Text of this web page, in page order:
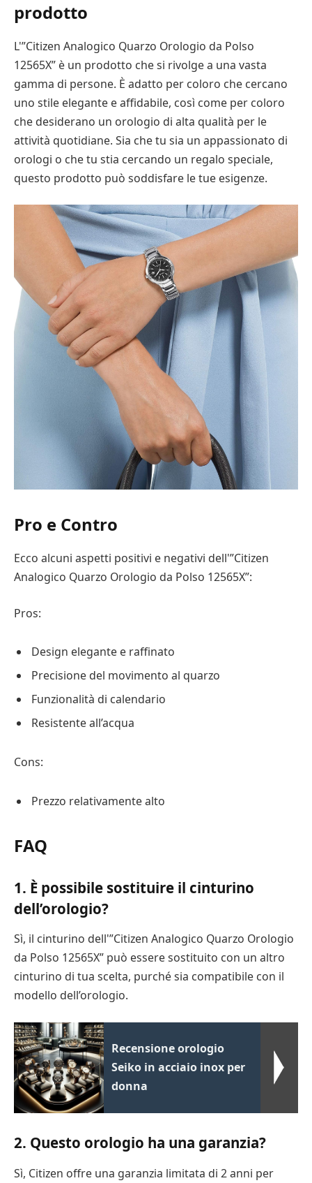
prodotto
L'”Citizen Analogico Quarzo Orologio da Polso
12565X” è un prodotto che si rivolge a una vasta
gamma di persone. È adatto per coloro che cercano
uno stile elegante e affidabile, così come per coloro
che desiderano un orologio di alta qualità per le
attività quotidiane. Sia che tu sia un appassionato di
orologi o che tu stia cercando un regalo speciale,
questo prodotto può soddisfare le tue esigenze.
Pro e Contro
Ecco alcuni aspetti positivi e negativi dell'”Citizen
Analogico Quarzo Orologio da Polso 12565X”:
Pros:
Design elegante e raffinato
Precisione del movimento al quarzo
Funzionalità di calendario
Resistente all’acqua
Cons:
Prezzo relativamente alto
FAQ
1. È possibile sostituire il cinturino
dell’orologio?
Sì, il cinturino dell'”Citizen Analogico Quarzo Orologio
da Polso 12565X” può essere sostituito con un altro
cinturino di tua scelta, purché sia compatibile con il
modello dell’orologio.
Recensione orologio
Seiko in acciaio inox per
donna
2. Questo orologio ha una garanzia?
Sì, Citizen offre una garanzia limitata di 2 anni per